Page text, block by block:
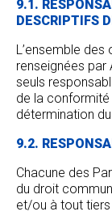
9.1.
DESCRIPTIFS
L’ensemble des
renseignées par
seuls
de la conformité
détermination
9.2.
Chacune des
du droit
et/ou à tout